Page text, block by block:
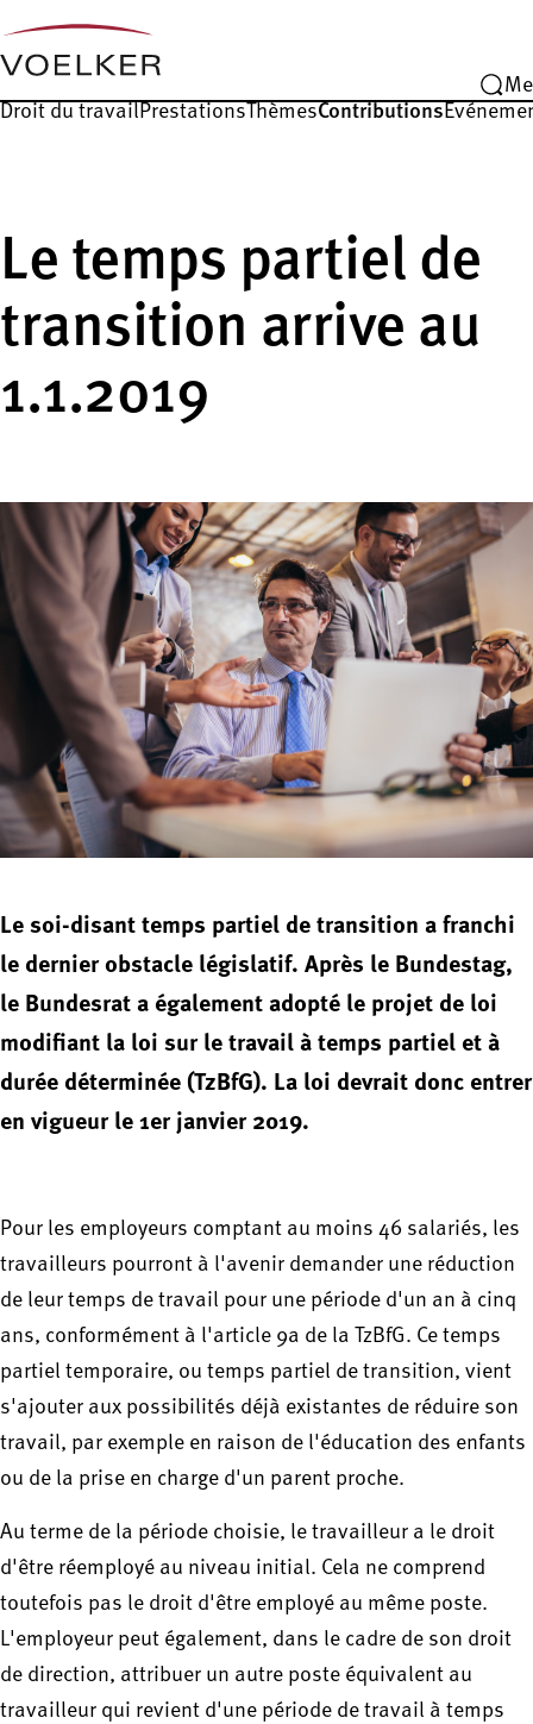
Droit du travailPrestationsThèmesContributions
Le temps partiel de
transition arrive au
1.1.2019
Le soi-disant temps partiel de transition a franchi
le dernier obstacle législatif. Après le Bundestag,
le Bundesrat a également adopté le projet de loi
modifiant la loi sur le travail à temps partiel et à
durée déterminée (TzBfG). La loi devrait donc entrer
en vigueur le 1er janvier 2019.
Pour les employeurs comptant au moins 46 salariés, les
travailleurs pourront à l'avenir demander une réduction
de leur temps de travail pour une période d'un an à cinq
ans, conformément à l'article 9a de la TzBfG. Ce temps
partiel temporaire, ou temps partiel de transition, vient
s'ajouter aux possibilités déjà existantes de réduire son
travail, par exemple en raison de l'éducation des enfants
ou de la prise en charge d'un parent proche.
Au terme de la période choisie, le travailleur a le droit
d'être réemployé au niveau initial. Cela ne comprend
toutefois pas le droit d'être employé au même poste.
L'employeur peut également, dans le cadre de son droit
de direction, attribuer un autre poste équivalent au
travailleur qui revient d'une période de travail à temps